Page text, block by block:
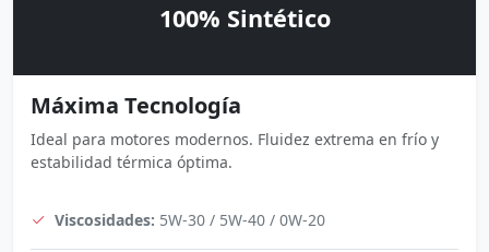
100% Sintético
Máxima Tecnología
Ideal para motores modernos. Fluidez extrema en frío y
estabilidad térmica óptima.
Viscosidades: 5W-30 / 5W-40 / 0W-20